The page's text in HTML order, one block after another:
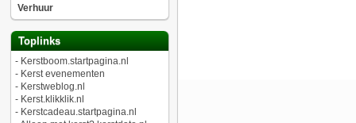
Verhuur
Toplinks
- Kerstboom.startpagina.nl
- Kerst evenementen
- Kerstweblog.nl
- Kerst.klikklik.nl
- Kerstcadeau.startpagina.nl